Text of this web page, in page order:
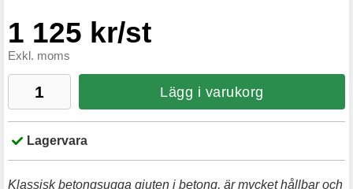
1 125 kr/st
Exkl. moms
Lägg i varukorg
Lagervara
Klassisk betongsugga gjuten i betong, är mycket hållbar och